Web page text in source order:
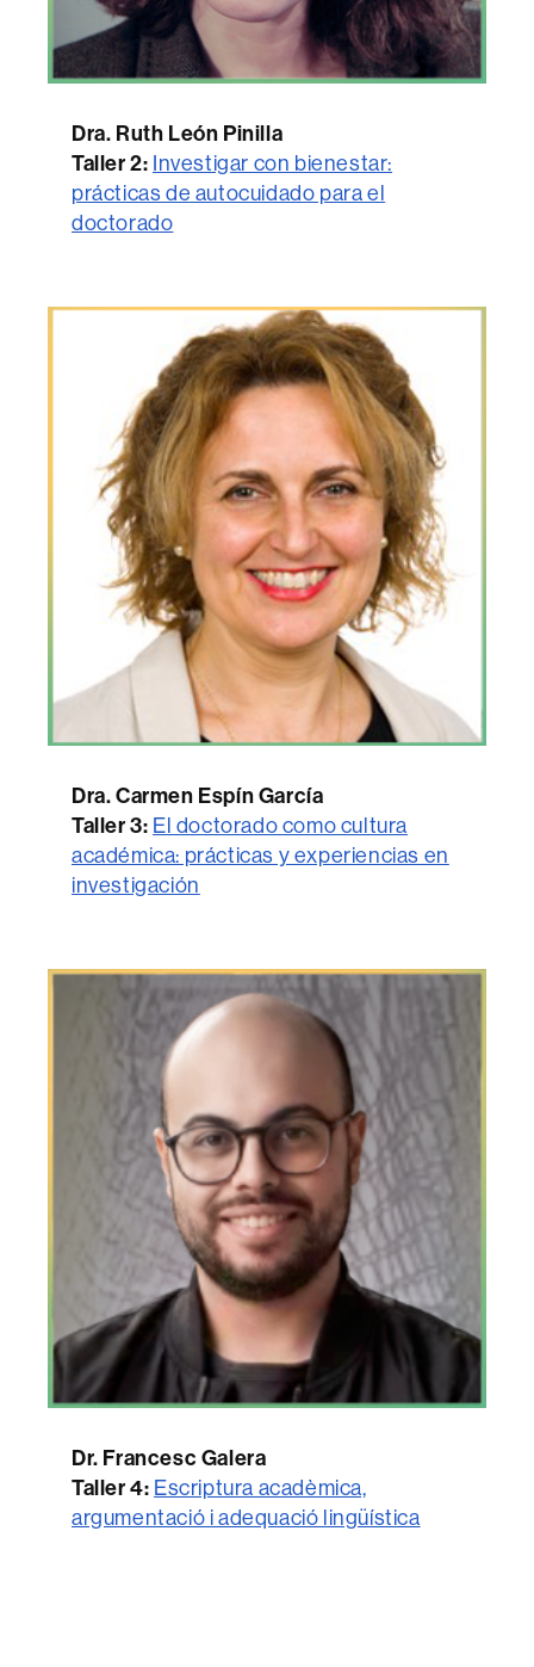
Dra. Ruth León Pinilla
Taller 2: Investigar con bienestar:
prácticas de autocuidado para el
doctorado
Dra. Carmen Espín García
Taller 3: El doctorado como cultura
académica: prácticas y experiencias en
investigación
Dr. Francesc Galera
Taller 4: Escriptura acadèmica,
argumentació i adequació lingüística